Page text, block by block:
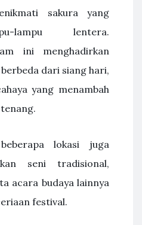
sakura yang
lampu lentera.
ini menghadirkan
dari siang hari,
yang menambah
lokasi juga
seni tradisional,
acara budaya lainnya
festival.